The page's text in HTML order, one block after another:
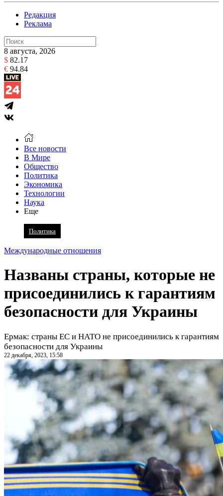
Редакция
Реклама
8 августа, 2026
$ 82.17
€ 94.84
Все новости
В Мире
Общество
Политика
Экономика
Технологии
Наука
Еще
Политика
Международные отношения
Названы страны, которые не
присоединились к гарантиям
безопасности для Украины
Ермак: страны ЕС и НАТО не присоединились к гарантиям
безопасности для Украины
22 декабря, 2023, 15:58